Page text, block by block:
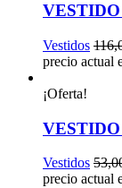
Vestidos
precio actual
¡Oferta!
Vestidos
precio actual